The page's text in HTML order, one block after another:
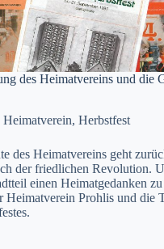
des Heimatvereins und die
Heimatverein, Herbstfest
des Heimatvereins geht
der friedlichen Revolution.
einen Heimatgedanken
Heimatverein Prohlis und die